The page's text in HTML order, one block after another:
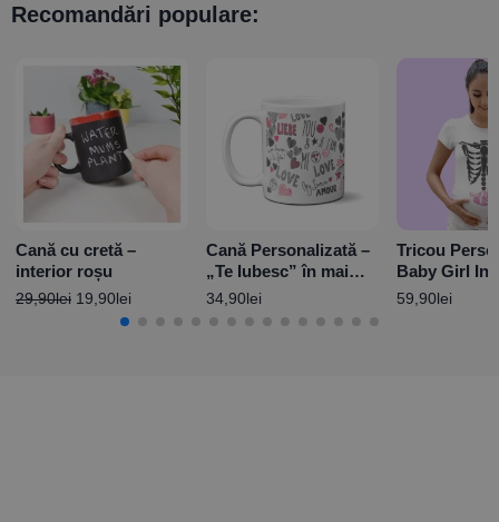
Recomandări populare:
Cană cu cretă –
interior roșu
29,90lei 19,90lei
Cană Personalizată –
„Te Iubesc” în mai
multe limbi
34,90lei
Tricou
Baby Girl
59,90lei